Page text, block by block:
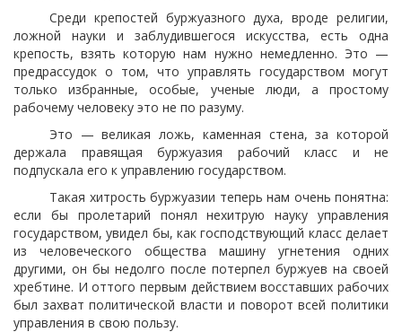
Среди крепостей буржуазного духа, вроде религии,
ложной науки и заблудившегося искусства, есть одна
крепость, взять которую нам нужно немедленно. Это —
предрассудок о том, что управлять государством могут
только избранные, особые, ученые люди, а простому
рабочему человеку это не по разуму.
Это — великая ложь, каменная стена, за которой
держала правящая буржуазия рабочий класс и не
подпускала его к управлению государством.
Такая хитрость буржуазии теперь нам очень понятна:
если бы пролетарий понял нехитрую науку управления
государством, увидел бы, как господствующий класс делает
из человеческого общества машину угнетения одних
другими, он бы недолго после потерпел буржуев на своей
хребтине. И оттого первым действием восставших рабочих
был захват политической власти и поворот всей политики
управления в свою пользу.